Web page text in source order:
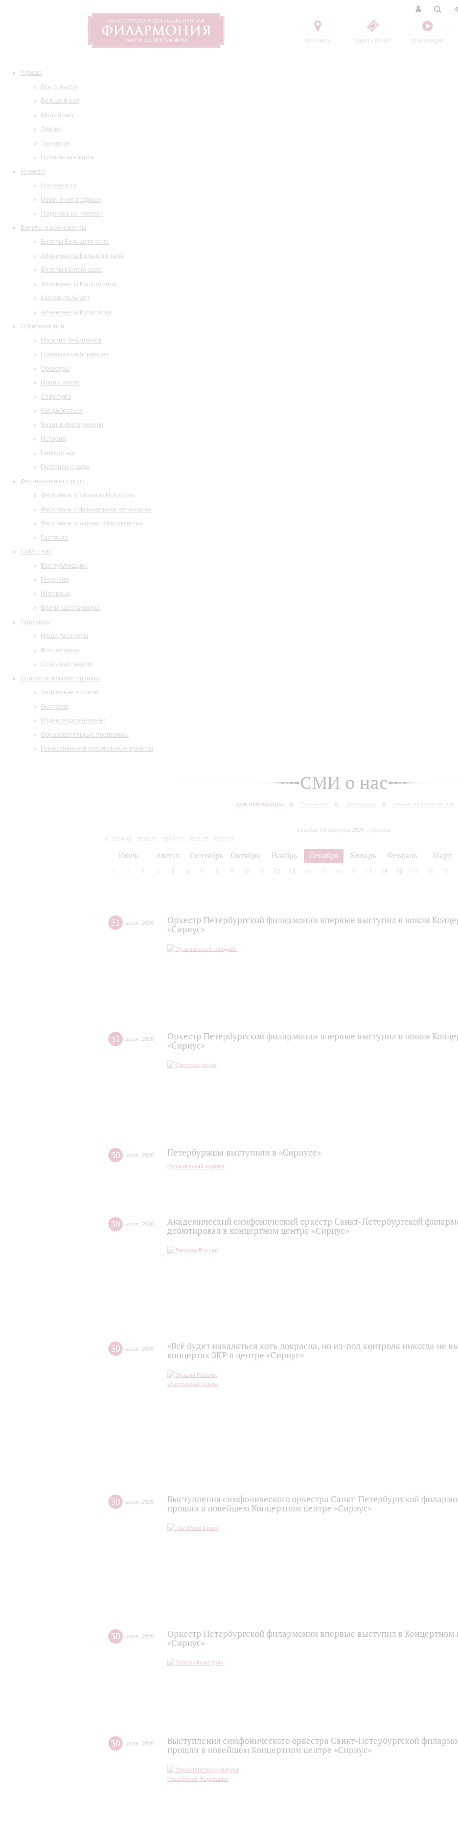
Контакты Купить билет Трансляции
Афиша
Все события
Большой зал
Малый зал
Лекции
Экскурсии
Пушкинская карта
Новости
Все новости
Изменения в афише
Подписка на новости
Билеты и абонементы
Билеты Большого зала
Абонементы Большого зала
Билеты Малого зала
Абонементы Малого зала
Как купить билет
Абонементы Музитория
О филармонии
Маэстро Темирканов
Правовая информация
Оркестры
Планы залов
Структура
Как добраться
Визит в филармонию
История
Библиотека
Ресторан и кафе
Фестивали и гастроли
Фестиваль «Площадь Искусств»
Фестиваль «Музыкальная коллекция»
Фестиваль «Барокко в белую ночь»
Гастроли
СМИ о нас
Все публикации
Рецензии
Интервью
Время Шостаковича
Партнеры
Наши партнеры
Фотогалерея
Стать партнером
Просветительские проекты
Творческие встречи
Выставки
Издания филармонии
Образовательные программы
Инклюзивные и специальные проекты
СМИ о нас
Все публикации Рецензии Интервью Время Шостаковича
сегодня 08 августа 2026, суббота
2019/20 2020/21 2021/22 2022/23
2023/24
Июль Август Сентябрь Октябрь Ноябрь Декабрь Январь Февраль Март
2 3 4 5 6 7 8 9 10 12 13 14 15 16 17 18 19 20 21 22 23
31 июля 2026
Оркестр Петербургской филармонии впервые выступил в новом
«Сириус»
31 июля 2026
Оркестр Петербургской филармонии впервые выступил в новом
«Сириус»
30 июля 2026 Петербуржцы выступили в «Сириусе»
Музыкальный журнал
30 июля 2026
Академический симфонический оркестр Санкт-Петербургской
дебютировал в концертном центре «Сириус»
30 июля 2026
«Всё будет накаляться хоть докрасна, но из-под контроля никогда не
концертах ЗКР в центре «Сириус»
30 июля 2026
Выступления симфонического оркестра Санкт-Петербургской
прошли в новейшем Концертном центре «Сириус»
30 июля 2026
Оркестр Петербургской филармонии впервые выступил в Концертном
«Сириус»
30 июля 2026
Выступления симфонического оркестра Санкт-Петербургской
прошли в новейшем Концертном центре «Сириус»